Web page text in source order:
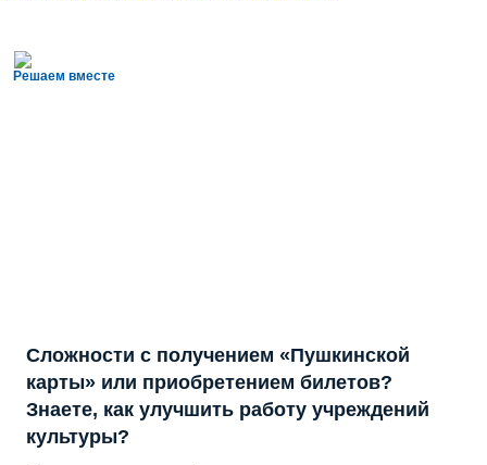
Решаем вместе
Сложности с получением «Пушкинской
карты» или приобретением билетов?
Знаете, как улучшить работу учреждений
культуры?